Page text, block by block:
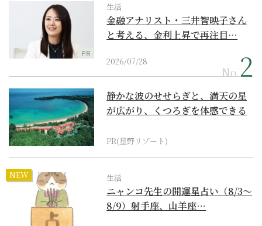
PR
生活
金融アナリスト・三井智映子さん
と考える、金利上昇で再注目…
2026/07/28
No.
静かな波のせせらぎと、満天の星
が広がり、くつろぎを体感できる
PR(星野リゾート)
NEW 生活
ニャンコ先生の開運星占い（8/3～
8/9）射手座、山羊座…